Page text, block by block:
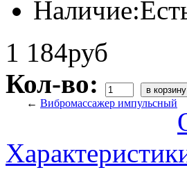
Наличие:
1 184руб
Кол-во:
← Вибромассажер импульсный